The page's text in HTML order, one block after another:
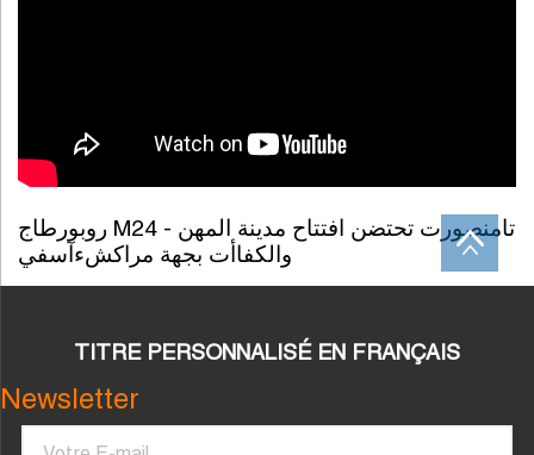
روبورطاج M24 - تامنصورت تحتضن افتتاح مدينة المهن
والكفاأت بجهة مراكشءآسفي
TITRE PERSONNALISÉ EN FRANÇAIS
Newsletter
Courriel